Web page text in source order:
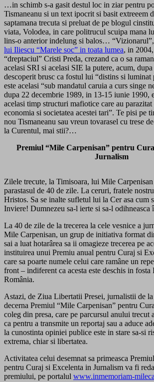
…in schimb s-a gasit destul loc in ziar pentru
Tismaneanu si un text ipocrit si basit extreeem
saptamana trecuta si preluat de pe blogul
viata, Volodea, in care politrucul scuipa mana
lins-o anterior indelung si balos…
lui Iliescu “Marele soc” in toata lumea, in
“dreptaciul” Cristi Preda, crezand ca o sa
acelasi SRI si acelasi SIE la putere, acum,
descoperit brusc ca fostul lui “distins si luminat
este acelasi “sub mandatul caruia a curs singe
dupa 22 decembrie 1989, in 13-15 iunie 1990,
acelasi timp structuri mafiotice care au
economia si societatea acestei tari”. Te pisi pe
nou Tismaneanu sau vreun tovarasel cu trese
la Curentul, mai stii?…
Premiul “Mile Carpenisan” pentru
Jurnalism
Zilele trecute, la Timisoara, lui Mile Carpenisan
parastasul de 40 de zile. La ceruri, fratele
Hristos. Sa se inalte sufletul lui la Cer asa cum
Inviere! Dumnezeu sa-l ierte si sa-l odihneasca
La 40 de zile de la trecerea la cele vesnice a
Mile Carpenisan, un grup de initiativa format
sai a luat hotarârea sa ii omagieze trecerea pe
instituirea unui Premiu anual pentru Curaj si
care sa poarte numele celui care ramâne un
front – indiferent ca acesta este deschis in
România.
Astazi, de Ziua Libertatii Presei, jurnalistii de
decerna Premiul “Mile Carpenisan” pentru
coleg din presa, care pe parcursul anului trecut
ca pentru a transmite un reportaj sau a aduce
la cunostinta opiniei publice este in stare sa-si
extrema, chiar si libertatea.
Activitatea celui desemnat sa primeasca
pentru Curaj si Excelenta in Jurnalism va fi
premiului, pe portalul www.inmemoriam-